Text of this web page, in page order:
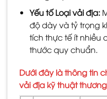
Yếu tố Loại vải địa:
độ dày và tỷ trọng
tích thực tế ít nhiều
thước quy chuẩn.
Dưới đây là thông tin
vải địa kỹ thuật